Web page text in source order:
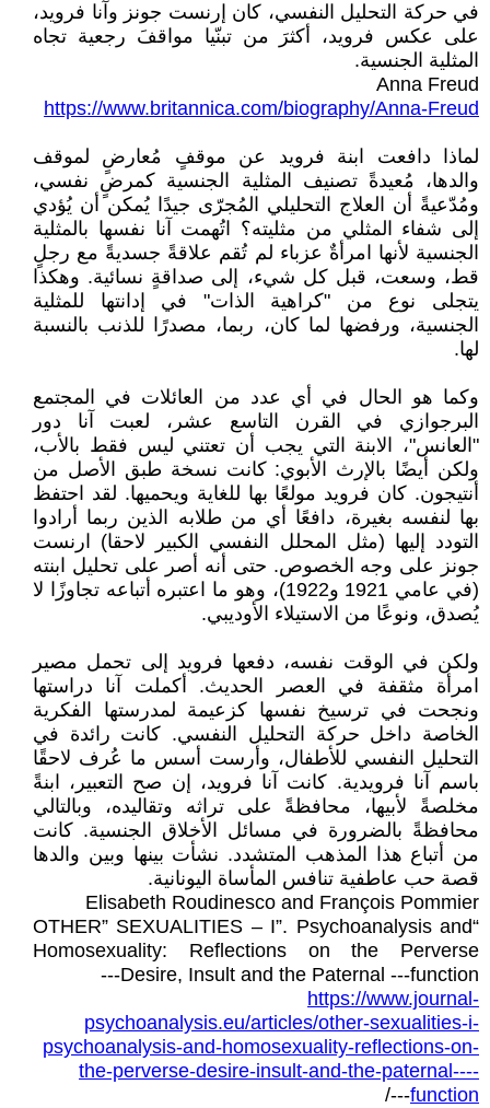
في حركة التحليل النفسي، كان إرنست جونز وآنا فرويد،
على عكس فرويد، أكثرَ من تبنّيا مواقفَ رجعية تجاه
المثلية الجنسية.
Anna Freud
https://www.britannica.com/biography/Anna-Freud
لماذا دافعت ابنة فرويد عن موقفٍ مُعارضٍ لموقف
والدها، مُعيدةً تصنيف المثلية الجنسية كمرضٍ نفسي،
ومُدّعيةً أن العلاج التحليلي المُجرّى جيدًا يُمكن أن يُؤدي
إلى شفاء المثلي من مثليته؟ اتُهمت آنا نفسها بالمثلية
الجنسية لأنها امرأةٌ عزباء لم تُقم علاقةً جسديةً مع رجلٍ
قط، وسعت، قبل كل شيء، إلى صداقةٍ نسائية. وهكذا
يتجلى نوع من "كراهية الذات" في إدانتها للمثلية
الجنسية، ورفضها لما كان، ربما، مصدرًا للذنب بالنسبة
لها.
وكما هو الحال في أي عدد من العائلات في المجتمع
البرجوازي في القرن التاسع عشر، لعبت آنا دور
"العانس"، الابنة التي يجب أن تعتني ليس فقط بالأب،
ولكن أيضًا بالإرث الأبوي: كانت نسخة طبق الأصل من
أنتيجون. كان فرويد مولعًا بها للغاية ويحميها. لقد احتفظ
بها لنفسه بغيرة، دافعًا أي من طلابه الذين ربما أرادوا
التودد إليها (مثل المحلل النفسي الكبير لاحقا) ارنست
جونز على وجه الخصوص. حتى أنه أصر على تحليل ابنته
(في عامي 1921 و1922)، وهو ما اعتبره أتباعه تجاوزًا لا
يُصدق، ونوعًا من الاستيلاء الأوديبي.
ولكن في الوقت نفسه، دفعها فرويد إلى تحمل مصير
امرأة مثقفة في العصر الحديث. أكملت آنا دراستها
ونجحت في ترسيخ نفسها كزعيمة لمدرستها الفكرية
الخاصة داخل حركة التحليل النفسي. كانت رائدة في
التحليل النفسي للأطفال، وأرست أسس ما عُرف لاحقًا
باسم آنا فرويدية. كانت آنا فرويد، إن صح التعبير، ابنةً
مخلصةً لأبيها، محافظةً على تراثه وتقاليده، وبالتالي
محافظةً بالضرورة في مسائل الأخلاق الجنسية. كانت
من أتباع هذا المذهب المتشدد. نشأت بينها وبين والدها
قصة حب عاطفية تنافس المأساة اليونانية.
Elisabeth Roudinesco and François Pommier
“OTHER” SEXUALITIES – I”. Psychoanalysis and
Homosexuality: Reflections on the Perverse
Desire, Insult and the Paternal ---function---
https://www.journal-
psychoanalysis.eu/articles/other-sexualities-i-
psychoanalysis-and-homosexuality-reflections-on-
the-perverse-desire-insult-and-the-paternal----
function
---/